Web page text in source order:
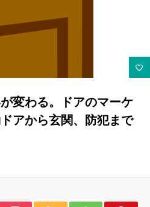
変わる。ドアのマーケ
アから玄関、防犯まで